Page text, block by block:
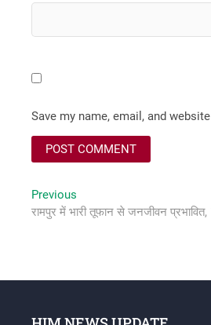
Save my name, email, and
Post
navigation
Previous
post:
रामपुर में भारी तूफान से जनजीवन